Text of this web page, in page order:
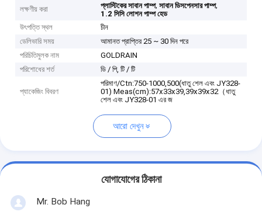
লক্ষণীয় করা প্লাস্টিকের সাবান পাম্প,সাবান ডিসপেনসার পাম্প,
1.2 সিসি লোশন পাম্প হেড
উৎপত্তি স্থল
চীন
ডেলিভারি সময়
আমানত প্রাপ্তির 25 ~ 30 দিন পরে
পরিচিতিমুলক নাম
GOLDRAIN
পরিশোধের শর্ত
ডি / পি, টি / টি
প্যাকেজিং বিবরণ
পরিমাণ/Ctn:750-1000,500(ধাতু শেল এবং JY328-
01) Meas(cm):57x33x39,39x39x32（ধাতু
শেল এবং JY328-01 এর জ
আরো দেখুন
যোগাযোগের ঠিকানা
Mr. Bob Hang